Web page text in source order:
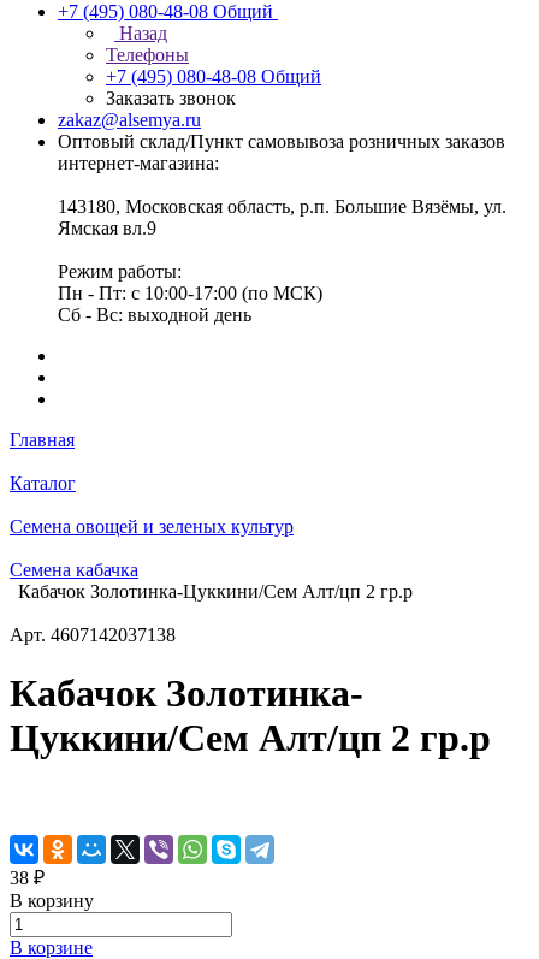
+7 (495) 080-48-08 Общий
Назад
Телефоны
+7 (495) 080-48-08 Общий
Заказать звонок
zakaz@alsemya.ru
Оптовый склад/Пункт самовывоза розничных заказов
интернет-магазина:
143180, Московская область, р.п. Большие Вязёмы, ул.
Ямская вл.9
Режим работы:
Пн - Пт: с 10:00-17:00 (по МСК)
Сб - Вс: выходной день
Главная
Каталог
Семена овощей и зеленых культур
Семена кабачка
Кабачок Золотинка-Цуккини/Сем Алт/цп 2 гр.р
Арт. 4607142037138
Кабачок Золотинка-
Цуккини/Сем Алт/цп 2 гр.р
38 ₽
В корзину
В корзине